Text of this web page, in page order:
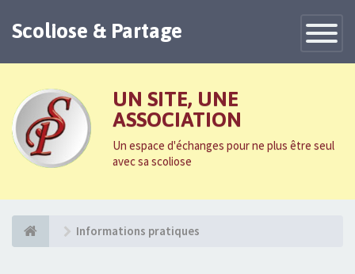
Toggle
Scoliose & Partage
UN SITE, UNE
ASSOCIATION
Un espace d'échanges pour ne plus être seul
avec sa scoliose
Informations pratiques